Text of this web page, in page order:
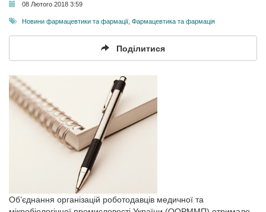
08 Лютого 2018 3:59
Новини фармацевтики та фармації Фармацевтика та фармація
Поділитися
Об’єднання організацій роботодавців медичної та